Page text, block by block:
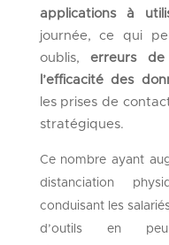
applications à
journée, ce qui
oublis,erreurs de
l’efficacité des
les prises de
stratégiques.
Cenombre ayant
distanciation
conduisant les
d’outilsen